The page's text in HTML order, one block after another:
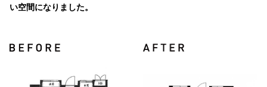
い空間になりました。